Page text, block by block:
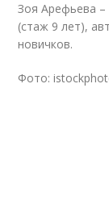
Зоя Арефьева –
(cтаж 9 лет),
новичков.
Фото: